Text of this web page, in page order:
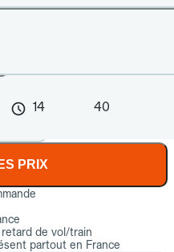
14 40
PRIX
de vol/train
partout en France